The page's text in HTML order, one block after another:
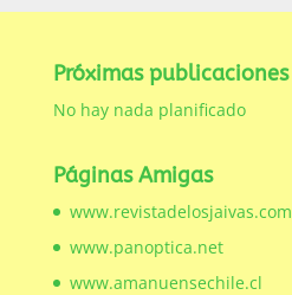
Próximas publicaciones
No hay nada planificado
Páginas Amigas
www.revistadelosjaivas.com
www.panoptica.net
www.amanuensechile.cl